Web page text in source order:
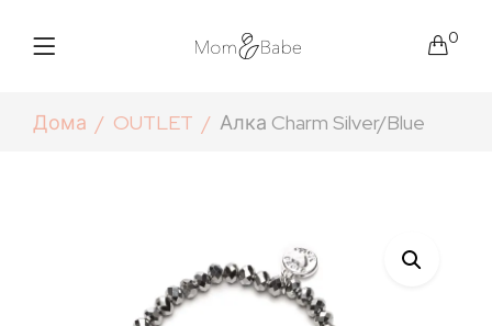
0
Дома OUTLET Алка Charm Silver/Blue